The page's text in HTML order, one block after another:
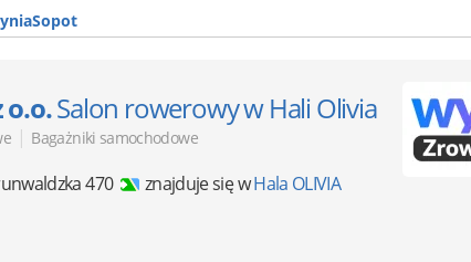
Sopot
o.o.Salon rowerowy w Hali Olivia
| Bagażniki samochodowe
470 znajduje się wHala OLIVIA